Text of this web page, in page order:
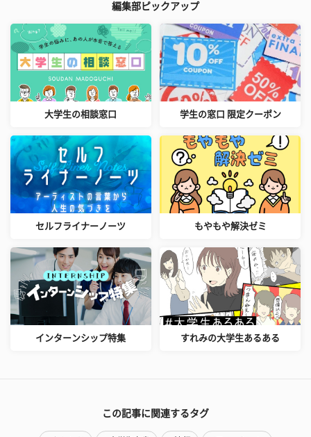
編集部ピックアップ
大学生の相談窓口 学生の窓口 限定クーポン
セルフライナーノーツ もやもや解決ゼミ
インターンシップ特集 すれみの大学生あるある
この記事に関連するタグ